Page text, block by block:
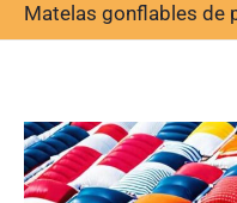
Matelas gonflables de